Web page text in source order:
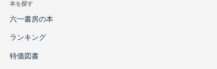
本を探す
六一書房の本
ランキング
特価図書